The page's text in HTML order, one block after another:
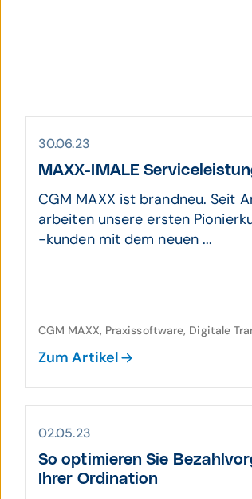
30.06.23
MAXX-IMALE
CGM MAXX ist brandneu. Seit
arbeiten unsere ersten
-kunden mit dem neuen ...
CGM MAXX, Praxissoftware, Digitale
Zum Artikel
02.05.23
So optimieren Sie
Ihrer Ordination